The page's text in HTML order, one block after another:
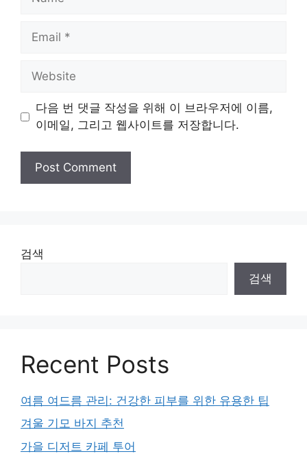
Email
Website
다음 번 댓글 작성을 위해 이 브라우저에 이름,
이메일, 그리고 웹사이트를 저장합니다.
검색
검색
Recent Posts
여름 여드름 관리: 건강한 피부를 위한 유용한 팁
겨울 기모 바지 추천
가을 디저트 카페 투어